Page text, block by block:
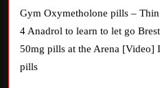
Gym Oxymetholone pills –
4 Anadrol to learn to let go
50mg pills at the Arena [Video]
pills